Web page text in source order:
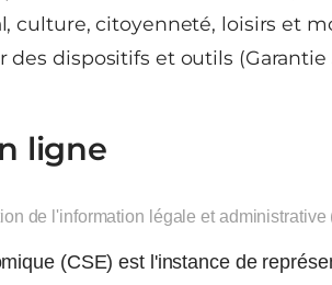
culture, citoyenneté, loisirs et
dispositifs et outils (Garantie
ligne
de l'information légale et administrative
(CSE) est l'instance de